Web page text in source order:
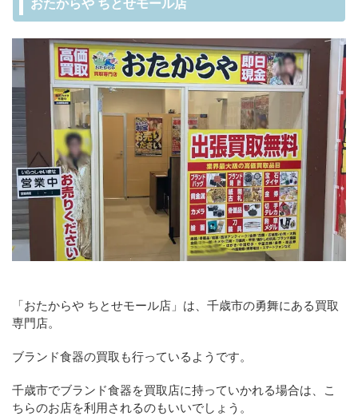
おたからや ちとせモール店
「おたからや ちとせモール店」は、千歳市の勇舞にある買取
専門店。
ブランド食器の買取も行っているようです。
千歳市でブランド食器を買取店に持っていかれる場合は、こ
ちらのお店を利用されるのもいいでしょう。